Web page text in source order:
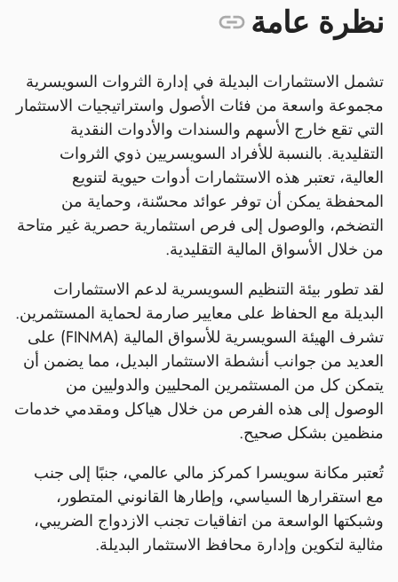
نظرة عامة
تشمل الاستثمارات البديلة في إدارة الثروات السويسرية
مجموعة واسعة من فئات الأصول واستراتيجيات الاستثمار
التي تقع خارج الأسهم والسندات والأدوات النقدية
التقليدية. بالنسبة للأفراد السويسريين ذوي الثروات
العالية، تعتبر هذه الاستثمارات أدوات حيوية لتنويع
المحفظة يمكن أن توفر عوائد محسّنة، وحماية من
التضخم، والوصول إلى فرص استثمارية حصرية غير متاحة
من خلال الأسواق المالية التقليدية.
لقد تطور بيئة التنظيم السويسرية لدعم الاستثمارات
البديلة مع الحفاظ على معايير صارمة لحماية المستثمرين.
تشرف الهيئة السويسرية للأسواق المالية (FINMA) على
العديد من جوانب أنشطة الاستثمار البديل، مما يضمن أن
يتمكن كل من المستثمرين المحليين والدوليين من
الوصول إلى هذه الفرص من خلال هياكل ومقدمي خدمات
منظمين بشكل صحيح.
تُعتبر مكانة سويسرا كمركز مالي عالمي، جنبًا إلى جنب
مع استقرارها السياسي، وإطارها القانوني المتطور،
وشبكتها الواسعة من اتفاقيات تجنب الازدواج الضريبي،
مثالية لتكوين وإدارة محافظ الاستثمار البديلة.